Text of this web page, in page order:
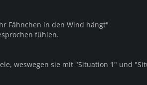
Fähnchen in den Wind hängt"
fühlen.
weswegen sie mit "Situation 1" und